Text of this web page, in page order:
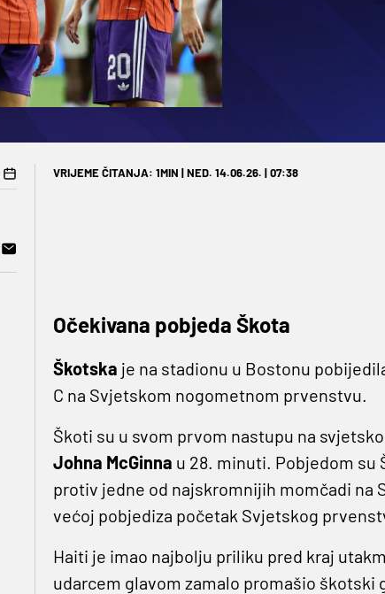
VRIJEME ČITANJA: 1MIN | NED. 14.06.26. | 07:38
Očekivana pobjeda Škota
Škotska je na stadionu u Bostonu
C na Svjetskom nogometnom prvenstvu.
Škoti su u svom prvom nastupu na
Johna McGinna u 28. minuti. Pobjedom su
protiv jedne od najskromnijih momčadi na
većoj pobjediza početak Svjetskog
Haiti je imao najbolju priliku pred kraj
udarcem glavom zamalo promašio škotski